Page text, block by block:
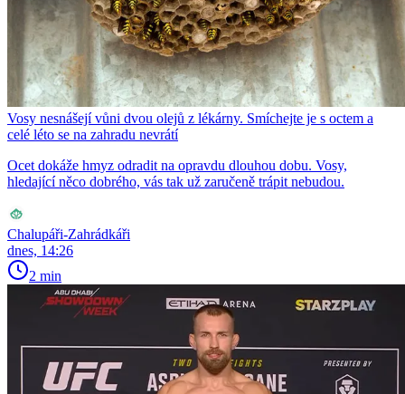
Vosy nesnášejí vůni dvou olejů z lékárny. Smíchejte je s octem a
celé léto se na zahradu nevrátí
Ocet dokáže hmyz odradit na opravdu dlouhou dobu. Vosy,
hledající něco dobrého, vás tak už zaručeně trápit nebudou.
Chalupáři-Zahrádkáři
dnes, 14:26
2 min